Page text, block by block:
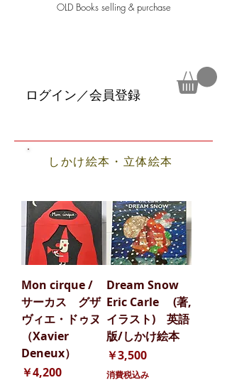
​OLD Books selling & purchase
ログイン／会員登録
しかけ絵本・立体絵本
Mon cirque /
サーカス グザ
ヴィエ・ドゥヌ
（Xavier
Deneux）
価格
￥4,200
Dream Snow
Eric Carle (著,
イラスト) 英語
版/しかけ絵本
価格
￥3,500
消費税込み